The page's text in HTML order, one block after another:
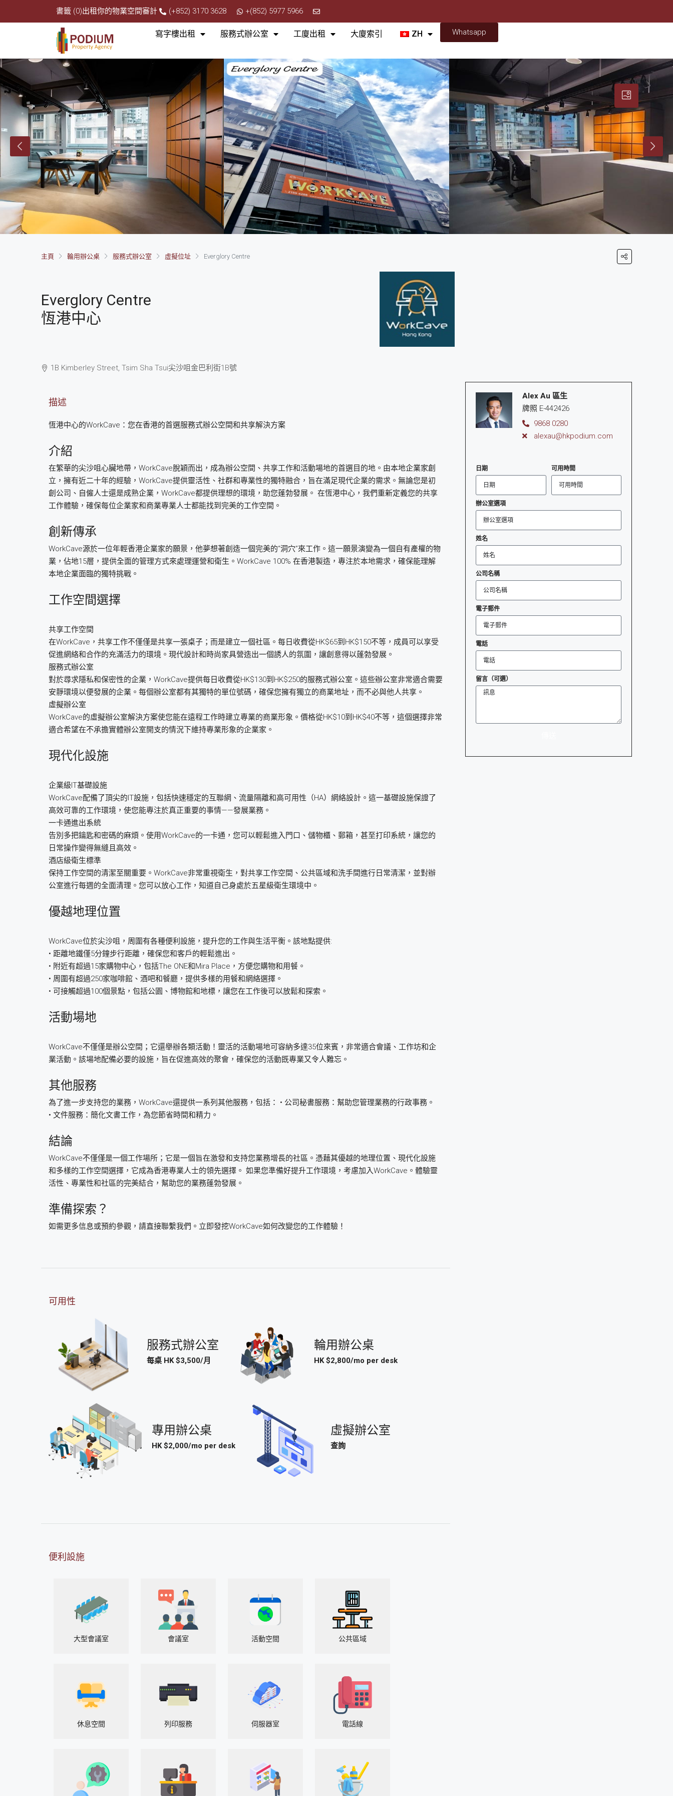
書籤 (0)出租你的物業空間審計 (+852) 3170 3628 +(852) 5977 5966
寫字樓出租 服務式辦公室 工廈出租 大廈索引 ZH Whatsapp
主頁 輪用辦公桌 服務式辦公室 虛擬位址 Everglory Centre
Everglory Centre
恆港中心
1B Kimberley Street, Tsim Sha Tsui尖沙咀金巴利街1B號
描述
恆港中心的WorkCave：您在香港的首選服務式辦公空間和共享解決方案
介紹
在繁華的尖沙咀心臟地帶，WorkCave脫穎而出，成為辦公空間、共享工作和活動場地的首選目的地。由本地企業家創
立，擁有近二十年的經驗，WorkCave提供靈活性、社群和專業性的獨特融合，旨在滿足現代企業的需求。無論您是初
創公司、自僱人士還是成熟企業，WorkCave都提供理想的環境，助您蓬勃發展。 在恆港中心，我們重新定義您的共享
工作體驗，確保每位企業家和商業專業人士都能找到完美的工作空間。
創新傳承
WorkCave源於一位年輕香港企業家的願景，他夢想著創造一個完美的“洞穴”來工作。這一願景演變為一個自有產權的物
業，佔地15層，提供全面的管理方式來處理運營和衛生。WorkCave 100% 在香港製造，專注於本地需求，確保能理解
本地企業面臨的獨特挑戰。
工作空間選擇
共享工作空間
在WorkCave，共享工作不僅僅是共享一張桌子；而是建立一個社區。每日收費從HK$65到HK$150不等，成員可以享受
促進網絡和合作的充滿活力的環境。現代設計和時尚家具營造出一個誘人的氛圍，讓創意得以蓬勃發展。
服務式辦公室
對於尋求隱私和保密性的企業，WorkCave提供每日收費從HK$130到HK$250的服務式辦公室。這些辦公室非常適合需要
安靜環境以便發展的企業。每個辦公室都有其獨特的單位號碼，確保您擁有獨立的商業地址，而不必與他人共享。
虛擬辦公室
WorkCave的虛擬辦公室解決方案使您能在遠程工作時建立專業的商業形象。價格從HK$10到HK$40不等，這個選擇非常
適合希望在不承擔實體辦公室開支的情況下維持專業形象的企業家。
現代化設施
企業級IT基礎設施
WorkCave配備了頂尖的IT設施，包括快速穩定的互聯網、流量隔離和高可用性（HA）網絡設計。這一基礎設施保證了
高效可靠的工作環境，使您能專注於真正重要的事情——發展業務。
一卡通進出系統
告別多把鑰匙和密碼的麻煩。使用WorkCave的一卡通，您可以輕鬆進入門口、儲物櫃、郵箱，甚至打印系統，讓您的
日常操作變得無縫且高效。
酒店級衛生標準
保持工作空間的清潔至關重要。WorkCave非常重視衛生，對共享工作空間、公共區域和洗手間進行日常清潔，並對辦
公室進行每週的全面清理。您可以放心工作，知道自己身處於五星級衛生環境中。
優越地理位置
WorkCave位於尖沙咀，周圍有各種便利設施，提升您的工作與生活平衡。該地點提供:
• 距離地鐵僅5分鐘步行距離，確保您和客戶的輕鬆進出。
• 附近有超過15家購物中心，包括The ONE和Mira Place，方便您購物和用餐。
• 周圍有超過250家咖啡館、酒吧和餐廳，提供多樣的用餐和網絡選擇。
• 可接觸超過100個景點，包括公園、博物館和地標，讓您在工作後可以放鬆和探索。
活動場地
WorkCave不僅僅是辦公空間；它還舉辦各類活動！靈活的活動場地可容納多達35位來賓，非常適合會議、工作坊和企
業活動。該場地配備必要的設施，旨在促進高效的聚會，確保您的活動既專業又令人難忘。
其他服務
為了進一步支持您的業務，WorkCave還提供一系列其他服務，包括： • 公司秘書服務：幫助您管理業務的行政事務。
• 文件服務：簡化文書工作，為您節省時間和精力。
結論
WorkCave不僅僅是一個工作場所；它是一個旨在激發和支持您業務增長的社區。憑藉其優越的地理位置、現代化設施
和多樣的工作空間選擇，它成為香港專業人士的領先選擇。 如果您準備好提升工作環境，考慮加入WorkCave。體驗靈
活性、專業性和社區的完美結合，幫助您的業務蓬勃發展。
準備探索？
如需更多信息或預約參觀，請直接聯繫我們。立即發挖WorkCave如何改變您的工作體驗！
可用性
服務式辦公室
每桌 HK $3,500/月
輪用辦公桌
HK $2,800/mo per desk
專用辦公桌
HK $2,000/mo per desk
虛擬辦公室
查詢
便利設施
大型會議室 會議室 活動空間 公共區域
休息空間 列印服務 伺服器室 電話線
Alex Au 區生
牌照 E-442426
9868 0280
alexau@hkpodium.com
日期 可用時間
辦公室選項
姓名
公司名稱
電子郵件
電話
留言（可選）